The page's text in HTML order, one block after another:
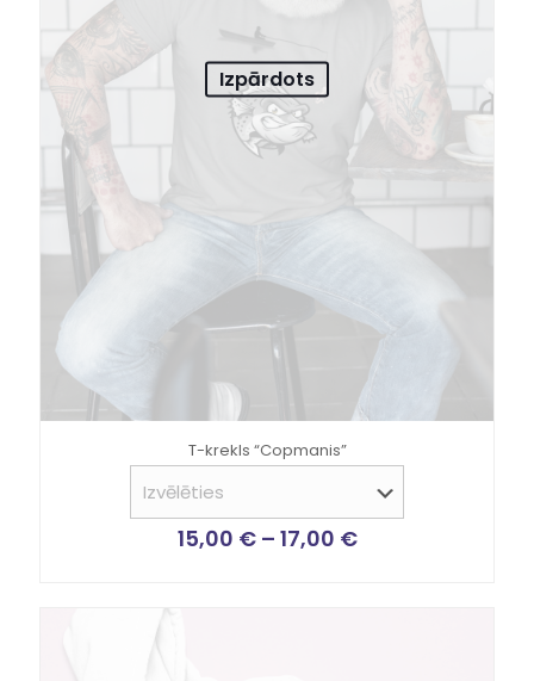
Izpārdots
T-krekls “Copmanis”
15,00 € – 17,00 €